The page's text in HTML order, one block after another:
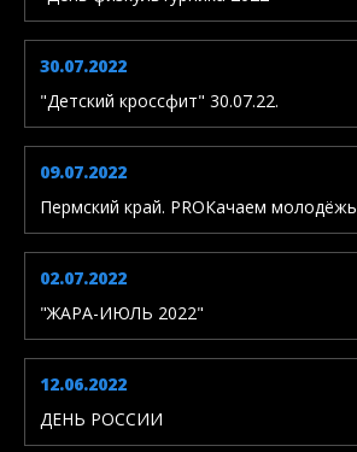
30.07.2022
"Детский кроссфит" 30.07.22.
09.07.2022
Пермский край. PROКачаем молодёжь
02.07.2022
"ЖАРА-ИЮЛЬ 2022"
12.06.2022
ДЕНЬ РОССИИ